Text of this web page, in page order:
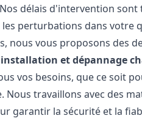
délais d'intervention sont
perturbations dans votre
nous vous proposons des
installation et dépannage
vos besoins, que ce soit
Nous travaillons avec des
garantir la sécurité et la